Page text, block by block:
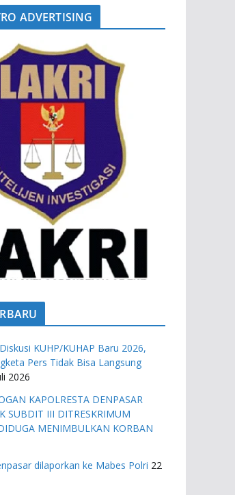
ADVERTISING
KUHP/KUHAP Baru 2026,
Pers Tidak Bisa Langsung
2026
KAPOLRESTA DENPASAR
SUBDIT III DITRESKRIMUM
MENIMBULKAN KORBAN
dilaporkan ke Mabes Polri 22